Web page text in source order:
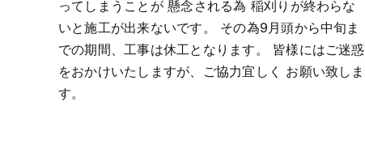
ってしまうことが 懸念される為 稲刈りが終わらな
いと施工が出来ないです。 その為9月頭から中旬ま
での期間、工事は休工となります。 皆様にはご迷惑
をおかけいたしますが、ご協力宜しく お願い致しま
す。